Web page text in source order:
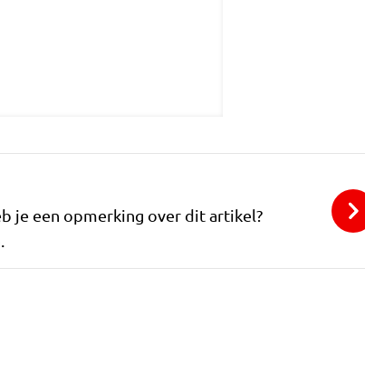
je een opmerking over dit artikel?